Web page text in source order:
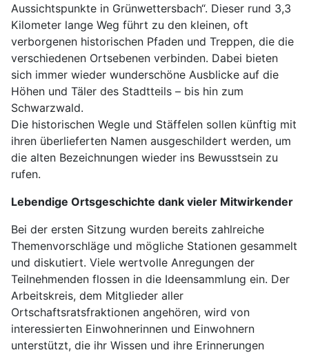
Aussichtspunkte in Grünwettersbach“. Dieser rund 3,3
Kilometer lange Weg führt zu den kleinen, oft
verborgenen historischen Pfaden und Treppen, die die
verschiedenen Ortsebenen verbinden. Dabei bieten
sich immer wieder wunderschöne Ausblicke auf die
Höhen und Täler des Stadtteils – bis hin zum
Schwarzwald.
Die historischen Wegle und Stäffelen sollen künftig mit
ihren überlieferten Namen ausgeschildert werden, um
die alten Bezeichnungen wieder ins Bewusstsein zu
rufen.
Lebendige Ortsgeschichte dank vieler Mitwirkender
Bei der ersten Sitzung wurden bereits zahlreiche
Themenvorschläge und mögliche Stationen gesammelt
und diskutiert. Viele wertvolle Anregungen der
Teilnehmenden flossen in die Ideensammlung ein. Der
Arbeitskreis, dem Mitglieder aller
Ortschaftsratsfraktionen angehören, wird von
interessierten Einwohnerinnen und Einwohnern
unterstützt, die ihr Wissen und ihre Erinnerungen